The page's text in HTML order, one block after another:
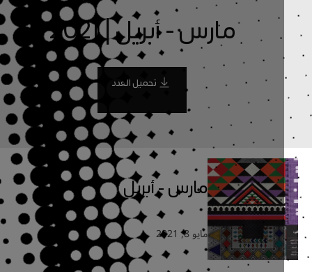
مارس - أبريل | 2021
تحميل العدد
مارس - أبريل
مايو 8, 2021